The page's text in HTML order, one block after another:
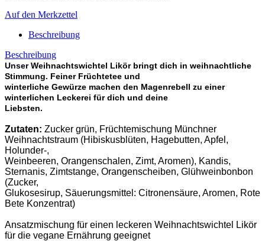
Auf den Merkzettel
Beschreibung
Beschreibung
Unser Weihnachtswichtel Likör bringt dich in weihnachtliche
Stimmung. Feiner Früchtetee und
winterliche Gewürze machen den Magenrebell zu einer
winterlichen Leckerei für dich und deine
Liebsten.
Zutaten: Zucker grün, Früchtemischung Münchner
Weihnachtstraum (Hibiskusblüten, Hagebutten, Apfel,
Holunder-,
Weinbeeren, Orangenschalen, Zimt, Aromen), Kandis,
Sternanis, Zimtstange, Orangenscheiben, Glühweinbonbon
(Zucker,
Glukosesirup, Säuerungsmittel: Citronensäure, Aromen, Rote
Bete Konzentrat)
Ansatzmischung für einen leckeren Weihnachtswichtel Likör
für die vegane Ernährung geeignet